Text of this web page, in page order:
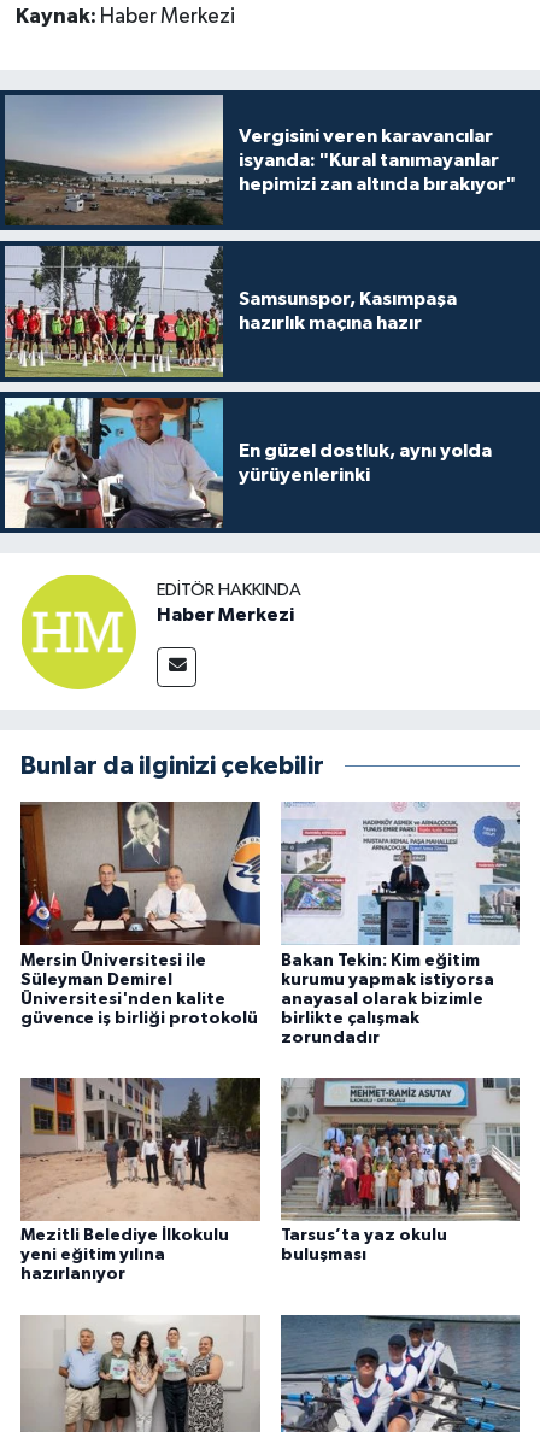
Kaynak: Haber Merkezi
Vergisini veren karavancılar
isyanda: "Kural tanımayanlar
hepimizi zan altında bırakıyor"
Samsunspor, Kasımpaşa
hazırlık maçına hazır
En güzel dostluk, aynı yolda
yürüyenlerinki
EDITÖR HAKKINDA
Haber Merkezi
Bunlar da ilginizi çekebilir
Mersin Üniversitesi ile
Süleyman Demirel
Üniversitesi'nden kalite
güvence iş birliği protokolü
Bakan Tekin: Kim eğitim
kurumu yapmak istiyorsa
anayasal olarak bizimle
birlikte çalışmak
zorundadır
Mezitli Belediye İlkokulu
yeni eğitim yılına
hazırlanıyor
Tarsus’ta yaz okulu
buluşması